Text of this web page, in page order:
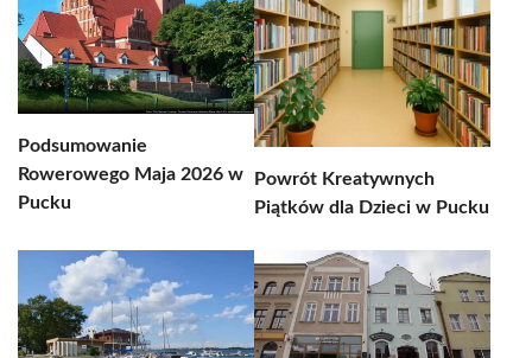
Podsumowanie
Rowerowego Maja 2026 w
Pucku
Powrót Kreatywnych
Piątków dla Dzieci w Pucku